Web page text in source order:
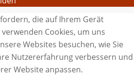
die auf Ihrem Gerät
Cookies, um uns
Websites besuchen, wie Sie
Nutzererfahrung verbessern und
Website anpassen.